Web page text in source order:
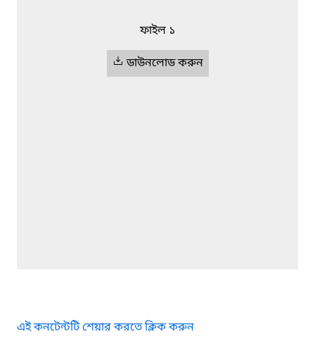
ফাইল ১
ডাউনলোড করুন
এই কনটেন্টটি শেয়ার করতে ক্লিক করুন